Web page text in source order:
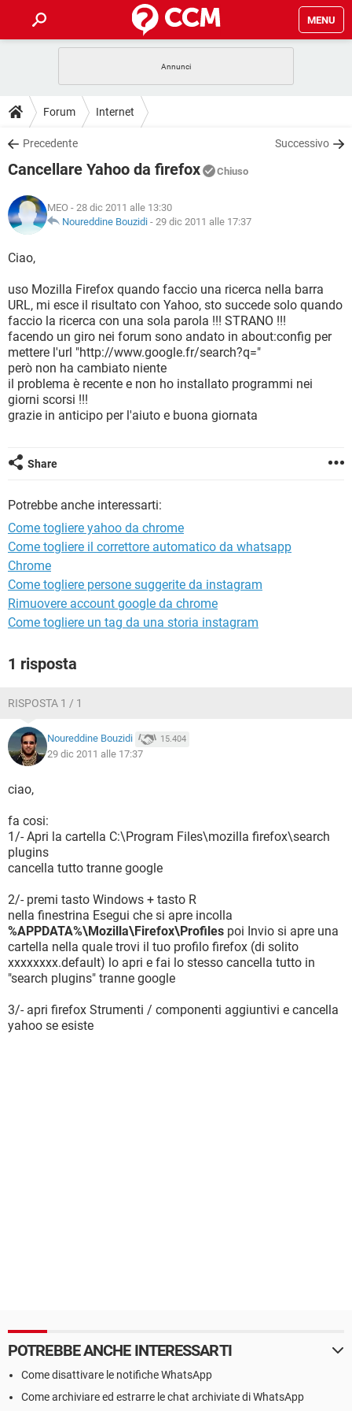
MENU
INTRATTENIMENTO
iOS
INSTAGRAM WHATSAPP
TIKTOK
HARDWARE
GUIDE
COVID-19
INSTAGRAM
TIKTOK
HARDWARE
DOWNLOAD
COVID-19 GAMING
INTRATTENIMENTO
iOS WINDOWS 10
INSTAGRAM
HARDWARE
COVID-19
INTRATTENIMENTO
iOS
INSTAGRAM WHATSAPP
TIKTOK FACEBOOK
HARDWARE
GLOSSARIO
COVID-19
iOS WINDOWS 10
INSTAGRAM WHATSAPP
TIKTOK FACEBOOK
HARDWARE
Forum Internet
Precedente Successivo
Cancellare Yahoo da firefox Chiuso
MEO - 28 dic 2011 alle 13:30
Noureddine Bouzidi - 29 dic 2011 alle 17:37
Ciao,
uso Mozilla Firefox quando faccio una ricerca nella barra
URL, mi esce il risultato con Yahoo, sto succede solo quando
faccio la ricerca con una sola parola !!! STRANO !!!
facendo un giro nei forum sono andato in about:config per
mettere l'url "http://www.google.fr/search?q="
però non ha cambiato niente
il problema è recente e non ho installato programmi nei
giorni scorsi !!!
grazie in anticipo per l'aiuto e buona giornata
Share
Potrebbe anche interessarti:
Come togliere yahoo da chrome
Come togliere il correttore automatico da whatsapp
Chrome
Come togliere persone suggerite da instagram
Rimuovere account google da chrome
Come togliere un tag da una storia instagram
1 risposta
RISPOSTA 1 / 1
Noureddine Bouzidi 15.404
29 dic 2011 alle 17:37
ciao,
fa cosi:
1/- Apri la cartella C:\Program Files\mozilla firefox\search
plugins
cancella tutto tranne google
2/- premi tasto Windows + tasto R
nella finestrina Esegui che si apre incolla
%APPDATA%\Mozilla\Firefox\Profiles poi Invio si apre una
cartella nella quale trovi il tuo profilo firefox (di solito
xxxxxxxx.default) lo apri e fai lo stesso cancella tutto in
"search plugins" tranne google
3/- apri firefox Strumenti / componenti aggiuntivi e cancella
yahoo se esiste
POTREBBE ANCHE INTERESSARTI
Come disattivare le notifiche WhatsApp
Come archiviare ed estrarre le chat archiviate di WhatsApp